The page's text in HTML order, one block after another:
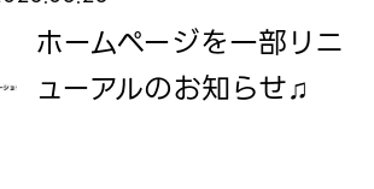
ホームページを一部リニ
ューアルのお知らせ♫